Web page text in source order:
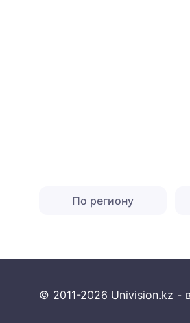
По региону
© 2011-2026 Univision.kz -